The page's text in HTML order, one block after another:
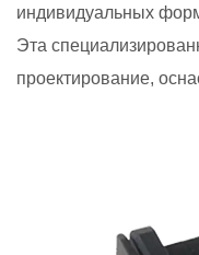
индивидуальных
Эта
проектирование,